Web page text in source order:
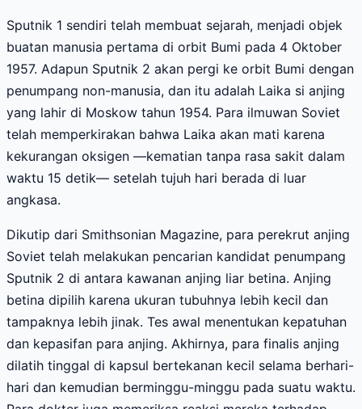
Sputnik 1 sendiri telah membuat sejarah, menjadi objek
buatan manusia pertama di orbit Bumi pada 4 Oktober
1957. Adapun Sputnik 2 akan pergi ke orbit Bumi dengan
penumpang non-manusia, dan itu adalah Laika si anjing
yang lahir di Moskow tahun 1954. Para ilmuwan Soviet
telah memperkirakan bahwa Laika akan mati karena
kekurangan oksigen —kematian tanpa rasa sakit dalam
waktu 15 detik— setelah tujuh hari berada di luar
angkasa.
Dikutip dari Smithsonian Magazine, para perekrut anjing
Soviet telah melakukan pencarian kandidat penumpang
Sputnik 2 di antara kawanan anjing liar betina. Anjing
betina dipilih karena ukuran tubuhnya lebih kecil dan
tampaknya lebih jinak. Tes awal menentukan kepatuhan
dan kepasifan para anjing. Akhirnya, para finalis anjing
dilatih tinggal di kapsul bertekanan kecil selama berhari-
hari dan kemudian berminggu-minggu pada suatu waktu.